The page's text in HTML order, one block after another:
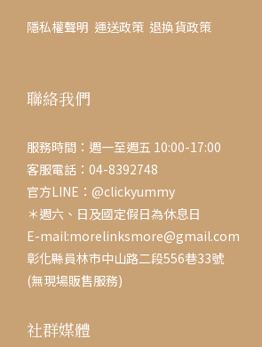
隱私權聲明 運送政策 退換貨政策
聯絡我們
服務時間：週一至週五 10:00-17:00
客服電話：04-8392748
官方LINE：@clickyummy
＊週六、日及國定假日為休息日
E-mail:morelinksmore@gmail.com
彰化縣員林市中山路二段556巷33號
(無現場販售服務)
社群媒體